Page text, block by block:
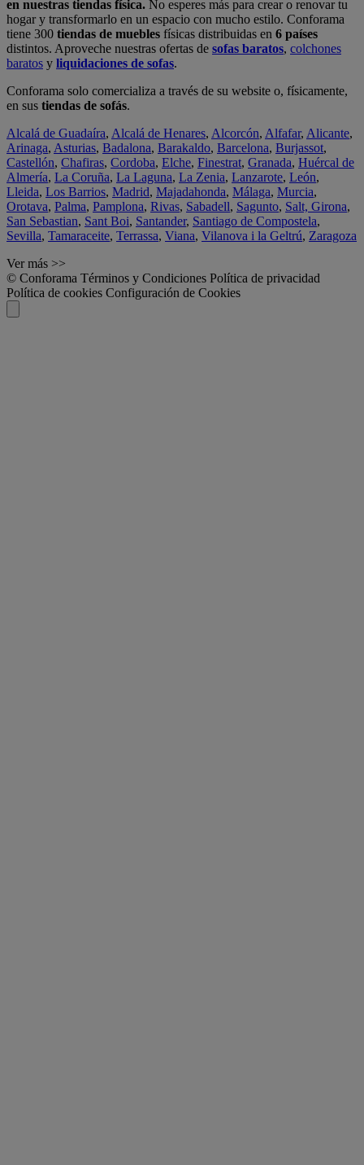
en nuestras tiendas física. No esperes más para crear o renovar tu
hogar y transformarlo en un espacio con mucho estilo. Conforama
tiene 300 tiendas de muebles físicas distribuidas en 6 países
distintos. Aproveche nuestras ofertas de sofas baratos, colchones
baratos y liquidaciones de sofas.
Conforama solo comercializa a través de su website o, físicamente,
en sus tiendas de sofás.
Alcalá de Guadaíra, Alcalá de Henares, Alcorcón, Alfafar, Alicante,
Arinaga, Asturias, Badalona, Barakaldo, Barcelona, Burjassot,
Castellón, Chafiras, Cordoba, Elche, Finestrat, Granada, Huércal de
Almería, La Coruña, La Laguna, La Zenia, Lanzarote, León,
Lleida, Los Barrios, Madrid, Majadahonda, Málaga, Murcia,
Orotava, Palma, Pamplona, Rivas, Sabadell, Sagunto, Salt, Girona,
San Sebastian, Sant Boi, Santander, Santiago de Compostela,
Sevilla, Tamaraceite, Terrassa, Viana, Vilanova i la Geltrú, Zaragoza
Ver más >>
© Conforama Términos y Condiciones Política de privacidad
Política de cookies Configuración de Cookies